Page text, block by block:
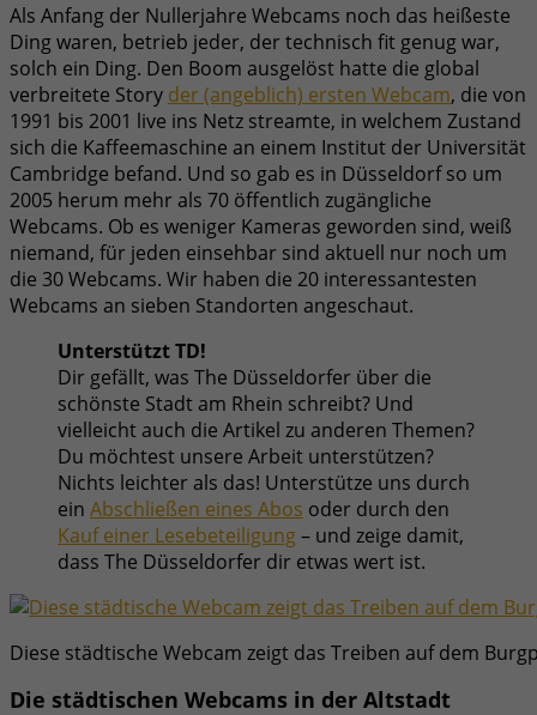
Als Anfang der Nullerjahre Webcams noch das heißeste
Ding waren, betrieb jeder, der technisch fit genug war,
solch ein Ding. Den Boom ausgelöst hatte die global
verbreitete Story der (angeblich) ersten Webcam, die von
1991 bis 2001 live ins Netz streamte, in welchem Zustand
sich die Kaffeemaschine an einem Institut der Universität
Cambridge befand. Und so gab es in Düsseldorf so um
2005 herum mehr als 70 öffentlich zugängliche
Webcams. Ob es weniger Kameras geworden sind, weiß
niemand, für jeden einsehbar sind aktuell nur noch um
die 30 Webcams. Wir haben die 20 interessantesten
Webcams an sieben Standorten angeschaut.
Unterstützt TD!
Dir gefällt, was The Düsseldorfer über die
schönste Stadt am Rhein schreibt? Und
vielleicht auch die Artikel zu anderen Themen?
Du möchtest unsere Arbeit unterstützen?
Nichts leichter als das! Unterstütze uns durch
ein Abschließen eines Abos oder durch den
Kauf einer Lesebeteiligung– und zeige damit,
dass The Düsseldorfer dir etwas wert ist.
Diese städtische Webcam zeigt das Treiben auf dem
Die städtischen Webcams in der Altstadt